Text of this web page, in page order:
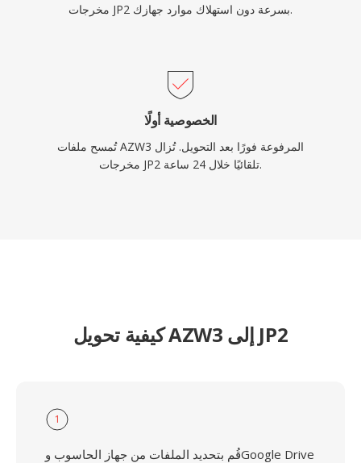
مخرجات JP2 بسرعة دون استهلاك موارد جهازك.
الخصوصية أولًا
تُمسح ملفات AZW3 المرفوعة فورًا بعد التحويل. تُزال
مخرجات JP2 تلقائيًا خلال 24 ساعة.
كيفية تحويل AZW3 إلى JP2
1
قُم بتحديد الملفات من جهاز الحاسوب وGoogle Drive